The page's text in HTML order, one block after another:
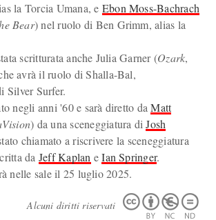
la Torcia Umana, e Ebon Moss-Bachrach
Bear) nel ruolo di Ben Grimm, alias la
scritturata anche Julia Garner (Ozark,
avrà il ruolo di Shalla-Bal,
Silver Surfer.
negli anni '60 e sarà diretto daMatt
) da una sceneggiatura diJosh
chiamato a riscrivere la sceneggiatura
da Jeff Kaplan eIan Springer.
nelle sale il 25 luglio 2025.
Alcuni diritti riservati